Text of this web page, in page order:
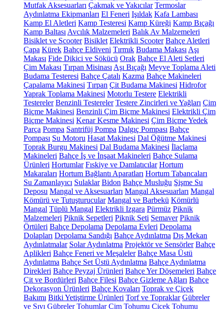
Mutfak Aksesuarları Çakmak ve Yakıcılar Termoslar
Aydınlatma Ekipmanları El Feneri Işıldak Kafa Lambası
Kamp El Aletleri Kamp Testeresi Kamp Küreği Kamp Bıçağı
Kamp Baltası Avcılık Malzemeleri Balık Av Malzemeleri
Bisiklet ve Scooter Bisiklet Elektrikli Scooter Bahçe Aletleri
Çapa Kürek Bahçe Eldiveni Tırmık Budama Makası Aşı
Makası Fide Dikici ve Sökücü Orak Bahçe El Aleti Setleri
Çim Makası Tırpan Misinası Aşı Bıçağı Meyve Toplama Aleti
Budama Testeresi Bahçe Çatalı Kazma Bahçe Makineleri
Çapalama Makinesi Tırpan Çit Budama Makinesi Hidrofor
Yaprak Toplama Makinesi Motorlu Testere Elektrikli
Testereler Benzinli Testereler Testere Zincirleri ve Yağları Çim
Biçme Makinesi Benzinli Çim Biçme Makinesi Elektrikli Çim
Biçme Makinesi Kenar Kesme Makinesi Çim Biçme Yedek
Parça Pompa Santrifüj Pompa Dalgıç Pompası Bahçe
Pompası Su Motoru Hasat Makinesi Dal Öğütme Makinesi
Toprak Burgu Makinesi Dal Budama Makinesi İlaçlama
Makineleri Bahçe İş ve İnşaat Makineleri Bahçe Sulama
Ürünleri Hortumlar Fıskiye ve Damlatıcılar Hortum
Makaraları Hortum Bağlantı Aparatları Hortum Tabancaları
Su Zamanlayıcı Sulaklar Bidon Bahçe Musluğu Şişme Su
Deposu Mangal ve Aksesuarları Mangal Aksesuarları Mangal
Kömürü ve Tutuşturucular Mangal ve Barbekü Kömürlü
Mangal Tüplü Mangal Elektrikli Izgara Pürmüz Piknik
Malzemeleri Piknik Sepetleri Piknik Seti Semaver Piknik
Örtüleri Bahçe Depolama Depolama Evleri Depolama
Dolapları Depolama Sandığı Bahçe Aydınlatma Dış Mekan
Aydınlatmalar Solar Aydınlatma Projektör ve Sensörler Bahçe
Aplikleri Bahçe Feneri ve Meşaleler Bahçe Masa Üstü
Aydınlatma Bahçe Set Üstü Aydınlatma Bahçe Aydınlatma
Direkleri Bahçe Peyzaj Ürünleri Bahçe Yer Döşemeleri Bahçe
Çit ve Bordürleri Bahçe Filesi Bahçe Gizleme Ağları Bahçe
Dekorasyon Ürünleri Bahçe Kovaları Toprak ve Çiçek
Bakımı Bitki Yetiştirme Ürünleri Torf ve Topraklar Gübreler
ve Sıvı Gübreler Tohumlar Çim Tohumu Çiçek Tohumu